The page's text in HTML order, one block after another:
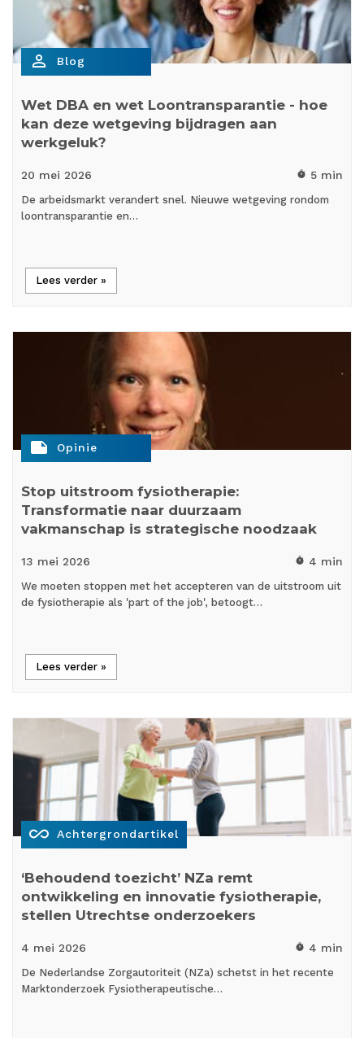
person_outline Blog
Wet DBA en wet Loontransparantie - hoe
kan deze wetgeving bijdragen aan
werkgeluk?
20 mei 2026 timer 5 min
De arbeidsmarkt verandert snel. Nieuwe wetgeving rondom
loontransparantie en…
Lees verder »
note Opinie
Stop uitstroom fysiotherapie:
Transformatie naar duurzaam
vakmanschap is strategische noodzaak
13 mei 2026 timer 4 min
We moeten stoppen met het accepteren van de uitstroom uit
de fysiotherapie als 'part of the job', betoogt…
Lees verder »
all_inclusive Achtergrondartikel
‘Behoudend toezicht’ NZa remt
ontwikkeling en innovatie fysiotherapie,
stellen Utrechtse onderzoekers
4 mei 2026 timer 4 min
De Nederlandse Zorgautoriteit (NZa) schetst in het recente
Marktonderzoek Fysiotherapeutische…